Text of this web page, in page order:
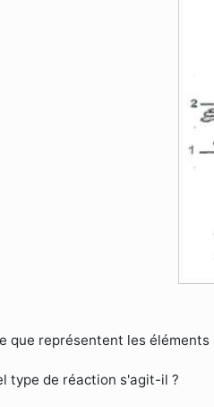
que représentent les éléments
type de réaction s'agit-il ?